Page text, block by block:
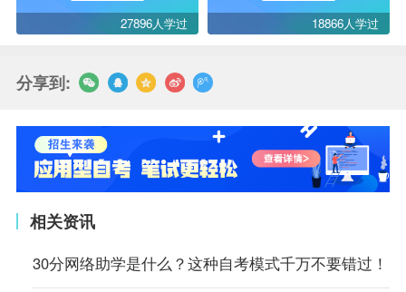
27896人学过 18866人学过
分享到:
相关资讯
30分网络助学是什么？这种自考模式千万不要错过！